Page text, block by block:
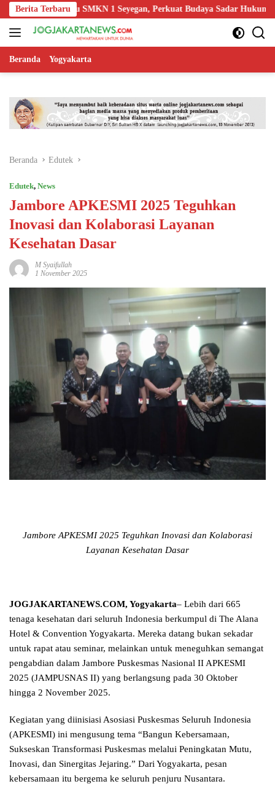
Langsung
ke
konten
Berita Terbaru
Guru SMKN 1 Seyegan, Perkuat Budaya Sadar Hukum di Sekolah
Beranda Yogyakarta
Beranda Edutek
Edutek, News
Jambore APKESMI 2025 Teguhkan
Inovasi dan Kolaborasi Layanan
Kesehatan Dasar
M Syaifullah
1 November 2025
Jambore APKESMI 2025 Teguhkan Inovasi dan Kolaborasi
Layanan Kesehatan Dasar
JOGJAKARTANEWS.COM, Yogyakarta– Lebih dari 665
tenaga kesehatan dari seluruh Indonesia berkumpul di The Alana
Hotel & Convention Yogyakarta. Mereka datang bukan sekadar
untuk rapat atau seminar, melainkan untuk meneguhkan semangat
pengabdian dalam Jambore Puskesmas Nasional II APKESMI
2025 (JAMPUSNAS II) yang berlangsung pada 30 Oktober
hingga 2 November 2025.
Kegiatan yang diinisiasi Asosiasi Puskesmas Seluruh Indonesia
(APKESMI) ini mengusung tema “Bangun Kebersamaan,
Sukseskan Transformasi Puskesmas melalui Peningkatan Mutu,
Inovasi, dan Sinergitas Jejaring.” Dari Yogyakarta, pesan
kebersamaan itu bergema ke seluruh penjuru Nusantara.